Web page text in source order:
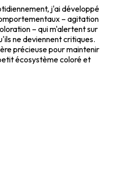
j'ai développé
– agitation
– qui m'alertent sur
ne deviennent critiques.
précieuse pour maintenir
écosystème coloré et